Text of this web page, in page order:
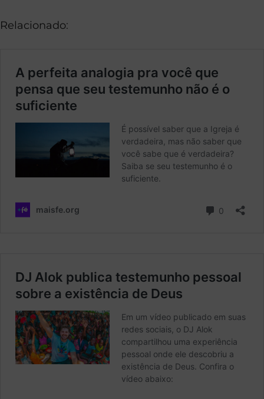
Relacionado: